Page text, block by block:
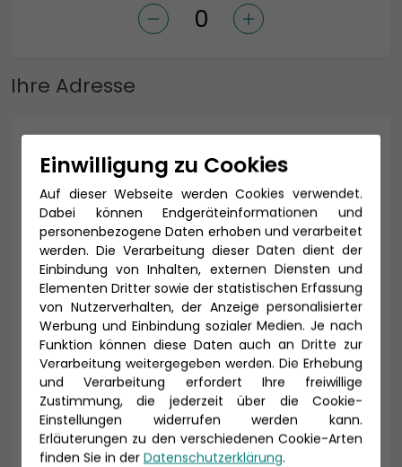
Ihre Adresse
Titel
Vorname * Nachname *
E-Mail *
Einwilligung zu Cookies
Auf dieser Webseite werden Cookies verwendet.
Dabei können Endgeräteinformationen und
personenbezogene Daten erhoben und verarbeitet
werden. Die Verarbeitung dieser Daten dient der
Einbindung von Inhalten, externen Diensten und
Elementen Dritter sowie der statistischen Erfassung
von Nutzerverhalten, der Anzeige personalisierter
Werbung und Einbindung sozialer Medien. Je nach
Funktion können diese Daten auch an Dritte zur
Verarbeitung weitergegeben werden. Die Erhebung
und Verarbeitung erfordert Ihre freiwillige
Zustimmung, die jederzeit über die Cookie-
Einstellungen widerrufen werden kann.
Erläuterungen zu den verschiedenen Cookie-Arten
finden Sie in der Datenschutzerklärung.